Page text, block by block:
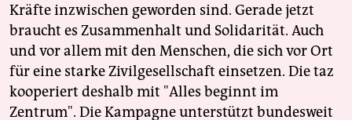
Kräfte inzwischen geworden sind. Gerade jetzt
braucht es Zusammenhalt und Solidarität. Auch
und vor allem mit den Menschen, die sich vor Ort
für eine starke Zivilgesellschaft einsetzen. Die taz
kooperiert deshalb mit "Alles beginnt im
Zentrum". Die Kampagne unterstützt bundesweit